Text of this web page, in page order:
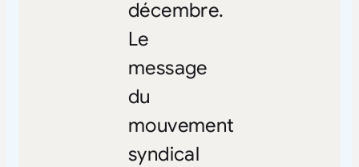
décembre.
Le
message
du
mouvement
syndical